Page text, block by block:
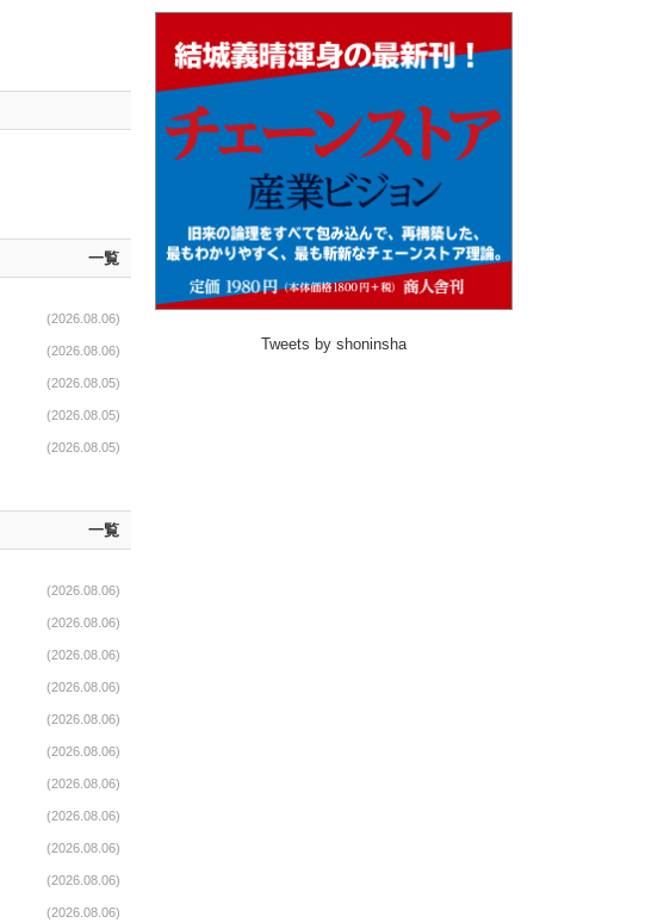
一覧
(2026.08.06)
(2026.08.06)
(2026.08.05)
(2026.08.05)
(2026.08.05)
一覧
(2026.08.06)
(2026.08.06)
(2026.08.06)
(2026.08.06)
(2026.08.06)
(2026.08.06)
(2026.08.06)
(2026.08.06)
(2026.08.06)
(2026.08.06)
(2026.08.06)
Tweets by shoninsha